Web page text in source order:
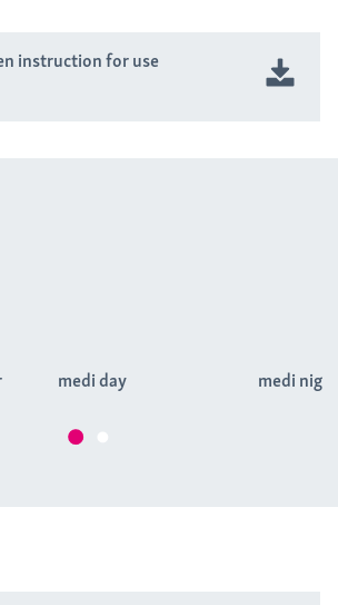
instruction for use
medi day medi night